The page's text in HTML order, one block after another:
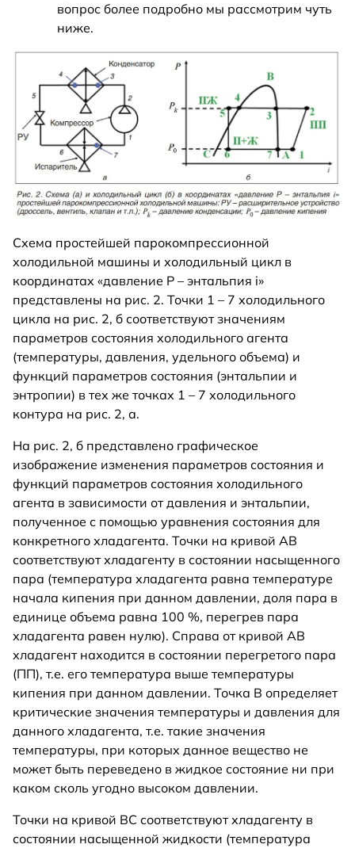
вопрос более подробно мы рассмотрим чуть
ниже.
Схема простейшей парокомпрессионной
холодильной машины и холодильный цикл в
координатах «давление P – энтальпия i»
представлены на рис. 2. Точки 1 – 7 холодильного
цикла на рис. 2, б соответствуют значениям
параметров состояния холодильного агента
(температуры, давления, удельного объема) и
функций параметров состояния (энтальпии и
энтропии) в тех же точках 1 – 7 холодильного
контура на рис. 2, а.
На рис. 2, б представлено графическое
изображение изменения параметров состояния и
функций параметров состояния холодильного
агента в зависимости от давления и энтальпии,
полученное с помощью уравнения состояния для
конкретного хладагента. Точки на кривой АВ
соответствуют хладагенту в состоянии насыщенного
пара (температура хладагента равна температуре
начала кипения при данном давлении, доля пара в
единице объема равна 100 %, перегрев пара
хладагента равен нулю). Справа от кривой АВ
хладагент находится в состоянии перегретого пара
(ПП), т.е. его температура выше температуры
кипения при данном давлении. Точка В определяет
критические значения температуры и давления для
данного хладагента, т.е. такие значения
температуры, при которых данное вещество не
может быть переведено в жидкое состояние ни при
каком сколь угодно высоком давлении.
Точки на кривой ВС соответствуют хладагенту в
состоянии насыщенной жидкости (температура